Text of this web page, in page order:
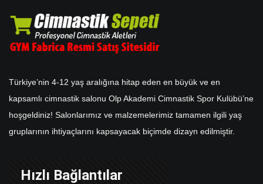
Türkiye’nin 4-12 yaş aralığına hitap eden en büyük ve en
kapsamlı cimnastik salonu Olp Akademi Cimnastik Spor Kulübü’ne
hoşgeldiniz! Salonlarımız ve malzemelerimiz tamamen ilgili yaş
gruplarının ihtiyaçlarını kapsayacak biçimde dizayn edilmiştir.
Hızlı Bağlantılar